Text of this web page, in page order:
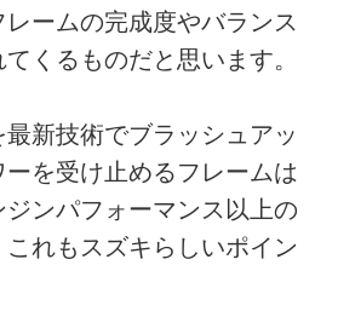
ームの完成度やバランス
くるものだと思います。
新技術でブラッシュアッ
を受け止めるフレームは
ンパフォーマンス以上の
れもスズキらしいポイン